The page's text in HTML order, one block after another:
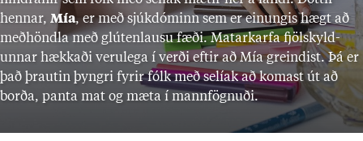
henn­ar, Mía, er með sjúk­dóm­inn sem er ein­ung­is hægt að
með­höndla með glút­en­lausu fæði. Mat­arkarfa fjöl­skyld­
unn­ar hækk­aði veru­lega í verði eft­ir að Mía greind­ist. Þá er
það þraut­in þyngri fyr­ir fólk með selí­ak að kom­ast út að
borða, panta mat og mæta í mann­fögn­uði.